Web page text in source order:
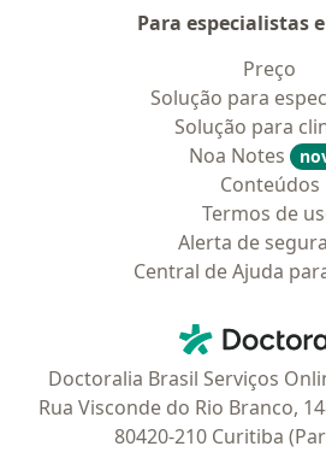
Para especialistas
Preço
Solução para
Solução para
Noa Notes
Conteúdos
Termos de
Alerta de
Central de Ajuda
Doctoralia Brasil Serviços
Rua Visconde do Rio Branco,
80420-210 Curitiba